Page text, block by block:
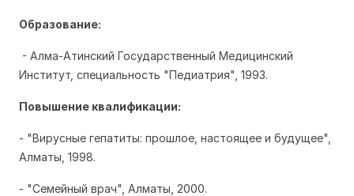
Образование:
- Алма-Атинский Государственный Медицинский
Институт, специальность "Педиатрия", 1993.
Повышение квалификации:
- "Вирусные гепатиты: прошлое, настоящее и будущее",
Алматы, 1998.
- "Семейный врач", Алматы, 2000.